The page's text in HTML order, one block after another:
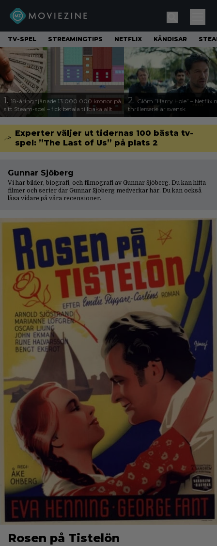
TV-SPEL STREAMINGTIPS NETFLIX KÄNDISAR
1. 18-åring tjänade 13 000 000 kronor på
sitt Steam-spel – fick betala tillbaka allt
2. Glöm ”Harry Hole” – Netflix
thrillerserie är svensk
Experter väljer ut tidernas 100 bästa tv-
spel: ”The Last of Us” på plats 2
Gunnar Sjöberg
Vi har bilder, biografi, och filmografi av Gunnar Sjöberg. Du kan hitta
filmer och serier där Gunnar Sjöberg medverkar här. Du kan också
läsa vidare på våra recensioner.
Rosen på Tistelön